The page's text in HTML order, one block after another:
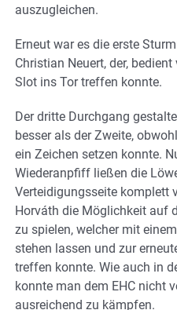
auszugleichen.
Erneut war es die erste
Christian Neuert, der,
Slot ins Tor treffen konnte.
Der dritte Durchgang
besser als der Zweite,
ein Zeichen setzen konnte.
Wiederanpfiff ließen die
Verteidigungsseite komplett
Horváth die Möglichkeit auf
zu spielen, welcher mit
stehen lassen und zur
treffen konnte. Wie auch in
konnte man dem EHC nicht
ausreichend zu kämpfen.